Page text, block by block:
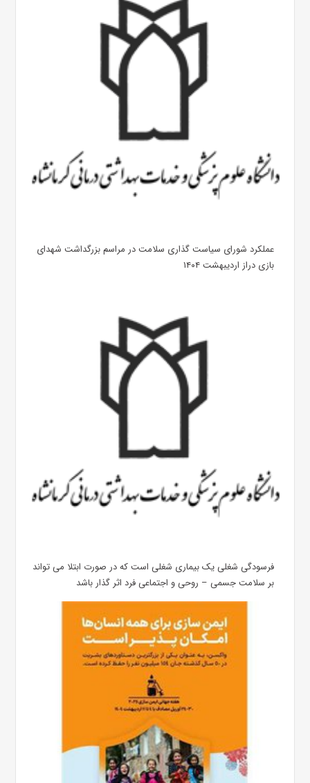
عملکرد شورای سیاست گذاری سلامت در مراسم بزرگداشت شهدای
بازی دراز اردیبهشت ۱۴۰۴
فرسودگی شغلی یک بیماری شغلی است که در صورت ابتلا می تواند
بر سلامت جسمی – روحی و اجتماعی فرد اثر گذار باشد